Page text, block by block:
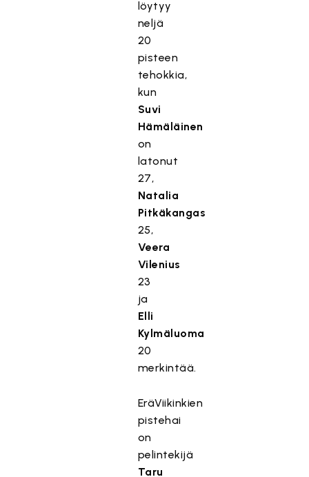
löytyy
neljä
20
pisteen
tehokkia,
kun
Suvi
Hämäläinen
on
latonut
27,
Natalia
Pitkäkangas
25,
Veera
Vilenius
23
ja
Elli
Kylmäluoma
20
merkintää.
EräViikinkien
pistehai
on
pelintekijä
Taru